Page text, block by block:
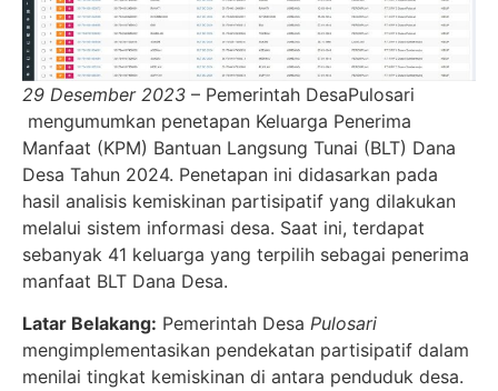
29 Desember 2023 – Pemerintah DesaPulosari
mengumumkan penetapan Keluarga Penerima
Manfaat (KPM) Bantuan Langsung Tunai (BLT) Dana
Desa Tahun 2024. Penetapan ini didasarkan pada
hasil analisis kemiskinan partisipatif yang dilakukan
melalui sistem informasi desa. Saat ini, terdapat
sebanyak 41 keluarga yang terpilih sebagai penerima
manfaat BLT Dana Desa.
Latar Belakang: Pemerintah Desa Pulosari
mengimplementasikan pendekatan partisipatif dalam
menilai tingkat kemiskinan di antara penduduk desa.